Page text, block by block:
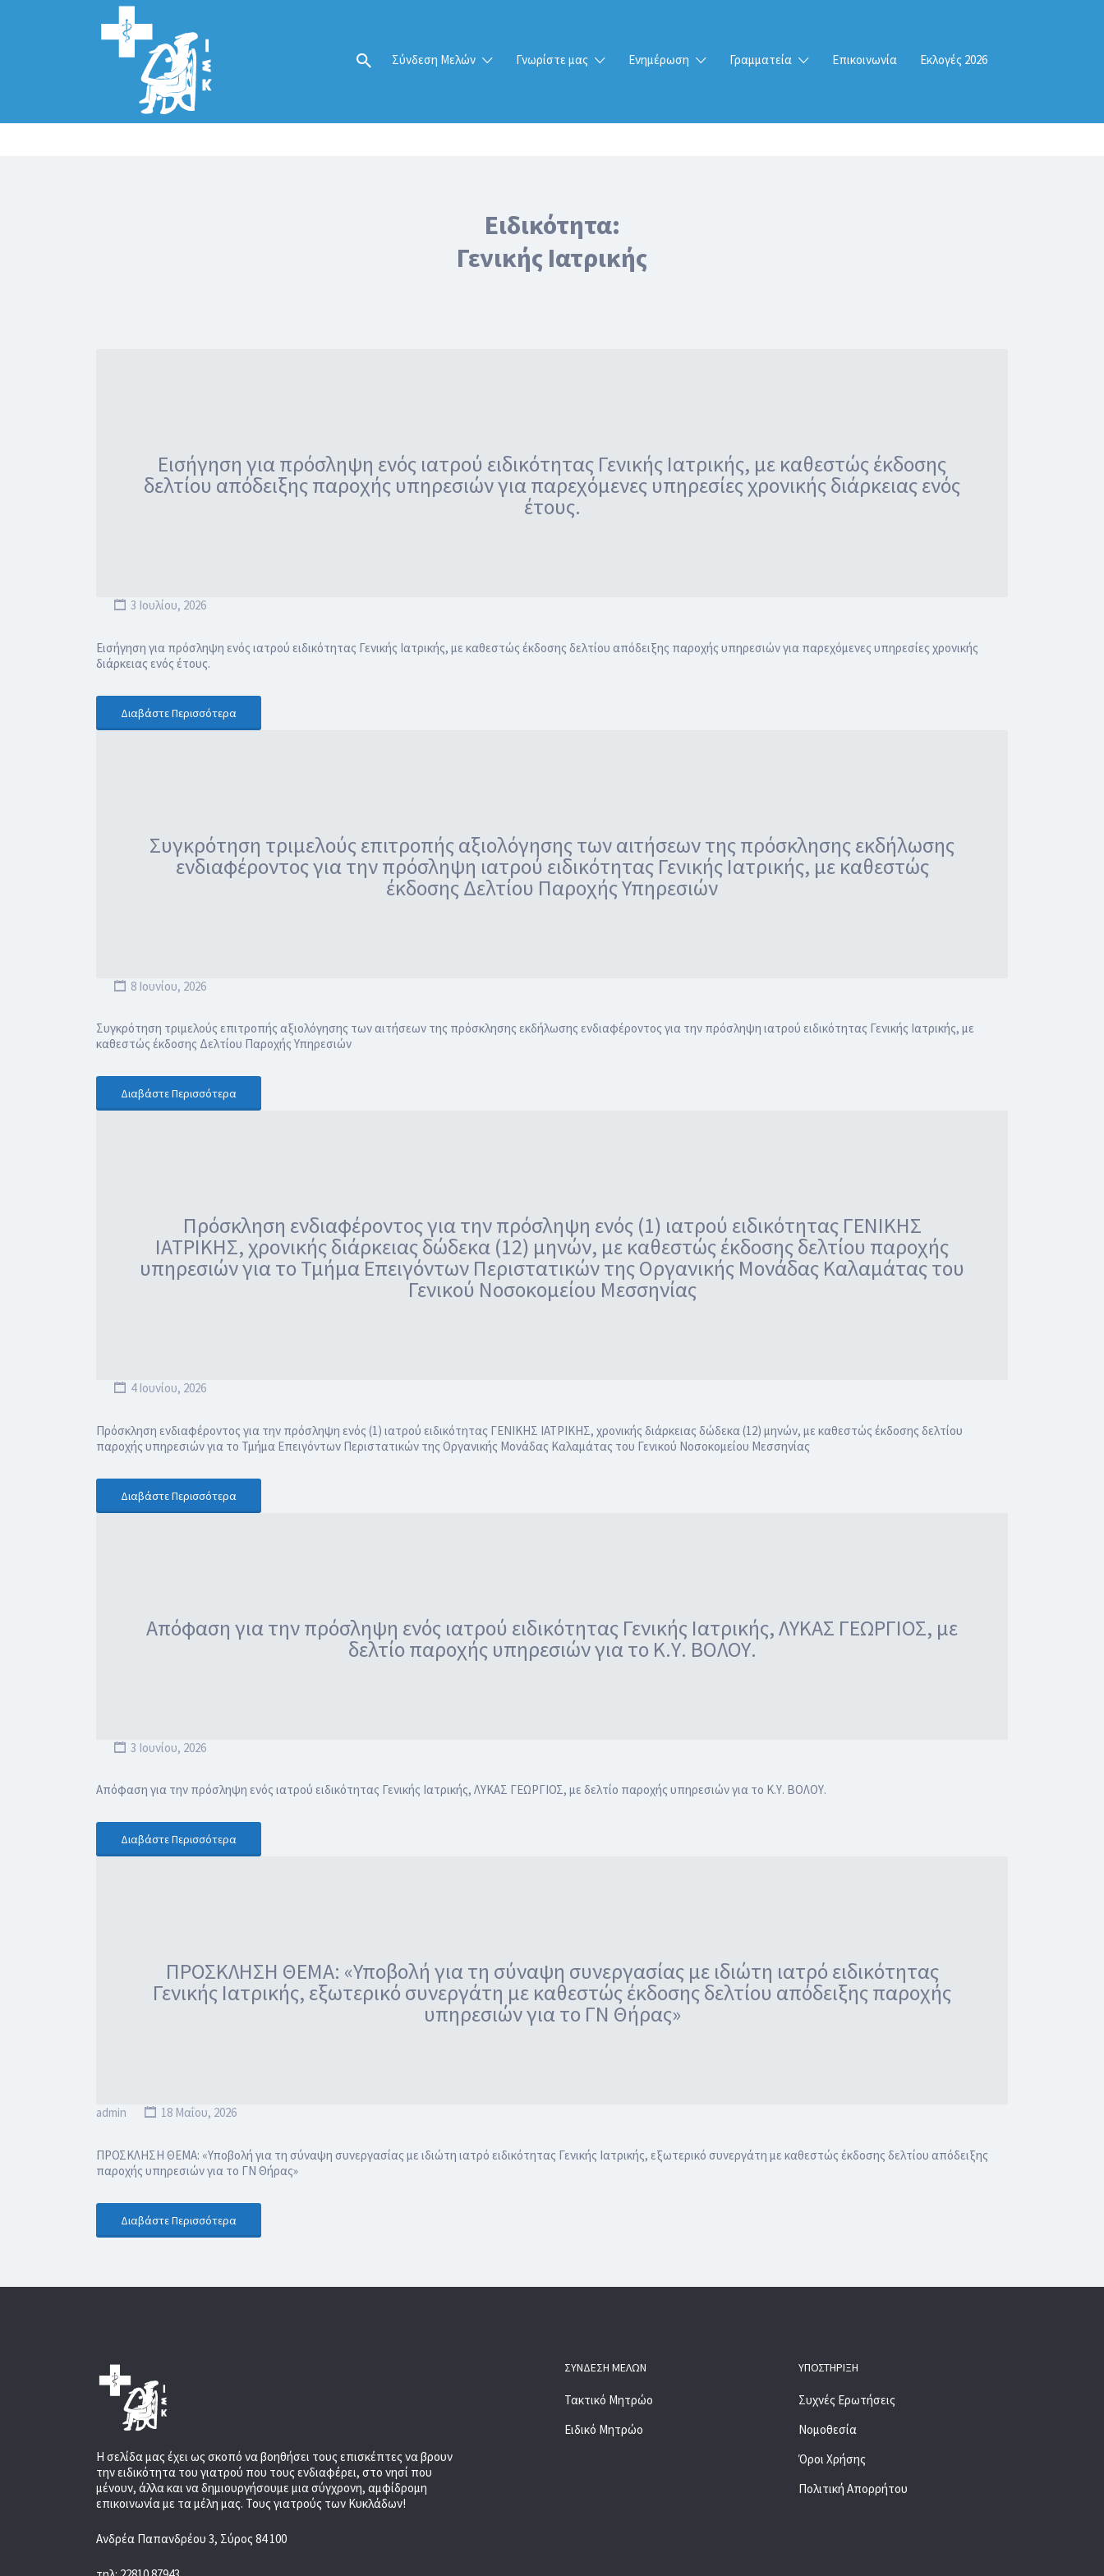
Σύνδεση Μελών Γνωρίστε μας Ενημέρωση Γραμματεία Επικοινωνία Εκλογές 2026
Αναζήτηση
για:
Ειδικότητα:
Γενικής Ιατρικής
Εισήγηση για πρόσληψη ενός ιατρού ειδικότητας Γενικής Ιατρικής, με καθεστώς έκδοσης
δελτίου απόδειξης παροχής υπηρεσιών για παρεχόμενες υπηρεσίες χρονικής διάρκειας ενός
έτους.
3 Ιουλίου, 2026
Εισήγηση για πρόσληψη ενός ιατρού ειδικότητας Γενικής Ιατρικής, με καθεστώς έκδοσης δελτίου απόδειξης παροχής υπηρεσιών για παρεχόμενες υπηρεσίες χρονικής
διάρκειας ενός έτους.
Διαβάστε Περισσότερα
Συγκρότηση τριμελούς επιτροπής αξιολόγησης των αιτήσεων της πρόσκλησης εκδήλωσης
ενδιαφέροντος για την πρόσληψη ιατρού ειδικότητας Γενικής Ιατρικής, με καθεστώς
έκδοσης Δελτίου Παροχής Υπηρεσιών
8 Ιουνίου, 2026
Συγκρότηση τριμελούς επιτροπής αξιολόγησης των αιτήσεων της πρόσκλησης εκδήλωσης ενδιαφέροντος για την πρόσληψη ιατρού ειδικότητας Γενικής Ιατρικής, με
καθεστώς έκδοσης Δελτίου Παροχής Υπηρεσιών
Διαβάστε Περισσότερα
Πρόσκληση ενδιαφέροντος για την πρόσληψη ενός (1) ιατρού ειδικότητας ΓΕΝΙΚΗΣ
ΙΑΤΡΙΚΗΣ, χρονικής διάρκειας δώδεκα (12) μηνών, με καθεστώς έκδοσης δελτίου παροχής
υπηρεσιών για το Τμήμα Επειγόντων Περιστατικών της Οργανικής Μονάδας Καλαμάτας του
Γενικού Νοσοκομείου Μεσσηνίας
4 Ιουνίου, 2026
Πρόσκληση ενδιαφέροντος για την πρόσληψη ενός (1) ιατρού ειδικότητας ΓΕΝΙΚΗΣ ΙΑΤΡΙΚΗΣ, χρονικής διάρκειας δώδεκα (12) μηνών, με καθεστώς έκδοσης δελτίου
παροχής υπηρεσιών για το Τμήμα Επειγόντων Περιστατικών της Οργανικής Μονάδας Καλαμάτας του Γενικού Νοσοκομείου Μεσσηνίας
Διαβάστε Περισσότερα
Απόφαση για την πρόσληψη ενός ιατρού ειδικότητας Γενικής Ιατρικής, ΛΥΚΑΣ ΓΕΩΡΓΙΟΣ, με
δελτίο παροχής υπηρεσιών για το Κ.Υ. ΒΟΛΟΥ.
3 Ιουνίου, 2026
Απόφαση για την πρόσληψη ενός ιατρού ειδικότητας Γενικής Ιατρικής, ΛΥΚΑΣ ΓΕΩΡΓΙΟΣ, με δελτίο παροχής υπηρεσιών για το Κ.Υ. ΒΟΛΟΥ.
Διαβάστε Περισσότερα
ΠΡΟΣΚΛΗΣΗ ΘΕΜΑ: «Υποβολή για τη σύναψη συνεργασίας με ιδιώτη ιατρό ειδικότητας
Γενικής Ιατρικής, εξωτερικό συνεργάτη με καθεστώς έκδοσης δελτίου απόδειξης παροχής
υπηρεσιών για το ΓΝ Θήρας»
admin 18 Μαΐου, 2026
ΠΡΟΣΚΛΗΣΗ ΘΕΜΑ: «Υποβολή για τη σύναψη συνεργασίας με ιδιώτη ιατρό ειδικότητας Γενικής Ιατρικής, εξωτερικό συνεργάτη με καθεστώς έκδοσης δελτίου απόδειξης
παροχής υπηρεσιών για το ΓΝ Θήρας»
Διαβάστε Περισσότερα
Η σελίδα μας έχει ως σκοπό να βοηθήσει τους επισκέπτες να βρουν
την ειδικότητα του γιατρού που τους ενδιαφέρει, στο νησί που
μένουν, άλλα και να δημιουργήσουμε μια σύγχρονη, αμφίδρομη
επικοινωνία με τα μέλη μας. Τους γιατρούς των Κυκλάδων!
Ανδρέα Παπανδρέου 3, Σύρος 84 100
ΣΎΝΔΕΣΗ ΜΕΛΏΝ
Τακτικό Μητρώο
Ειδικό Μητρώο
ΥΠΟΣΤΉΡΙΞΗ
Συχνές Ερωτήσεις
Νομοθεσία
Όροι Χρήσης
Πολιτική Απορρήτου